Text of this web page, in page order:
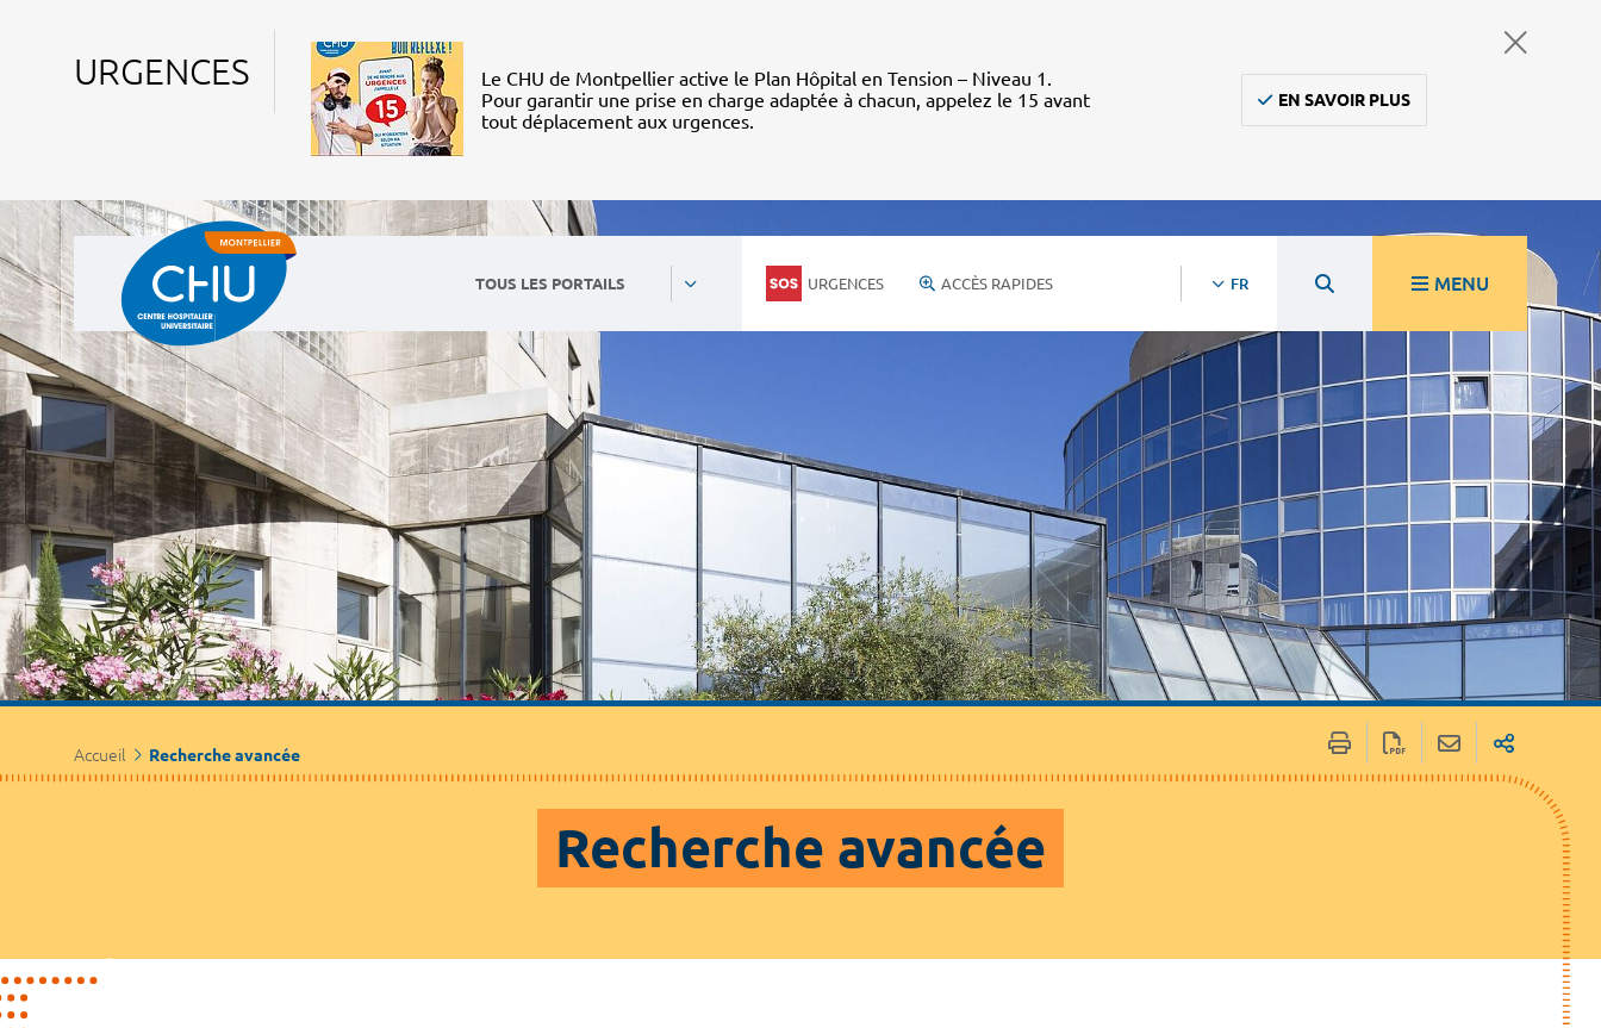
URGENCES
Le CHU de Montpellier active le Plan Hôpital en Tension – Niveau 1.
Pour garantir une prise en charge adaptée à chacun, appelez le 15 avant
tout déplacement aux urgences.
EN SAVOIR PLUS
TOUS LES PORTAILS URGENCES ACCÈS RAPIDES FR MENU
Accueil Recherche avancée
Recherche avancée